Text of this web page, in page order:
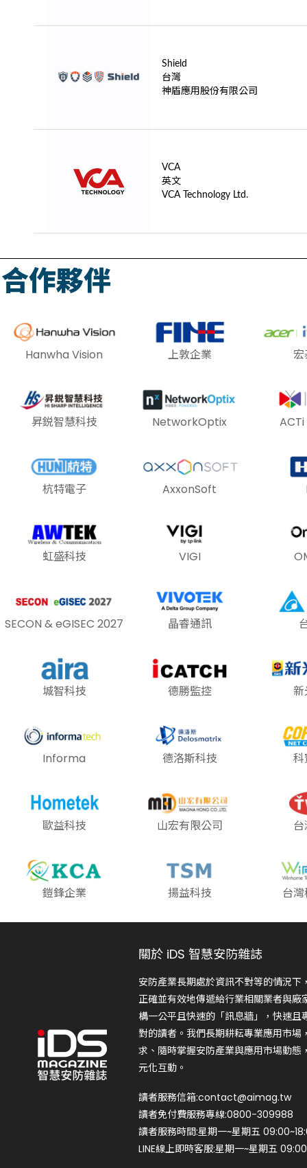
Shield
台灣
神盾應用股份有限公司
VCA
英文
VCA Technology Ltd.
合作夥伴
Hanwha Vision 上敦企業
昇鋭智慧科技 NetworkOptix ACTi
杭特電子 AxxonSoft
虹盛科技 VIGI
SECON & eGISEC 2027 晶睿通訊
城智科技 德勝監控 新
Informa 德洛斯科技 科
歐益科技 山宏有限公司
鎧鋒企業 揚益科技 台
關於 iDS 智慧安防雜誌
安防產業長期處於資訊不對等的情況
正確並有效地傳遞給行業相關業者與
構一公平且快速的「訊息牆」，快速
對的讀者。我們長期耕耘專業應用市場
求、隨時掌握安防產業與應用市場動態
元化互動。
讀者服務信箱:contact@aimag.tw
讀者免付費服務專線:0800-309988
讀者服務時間:星期一~星期五
LINE線上即時客服:星期一~星期五